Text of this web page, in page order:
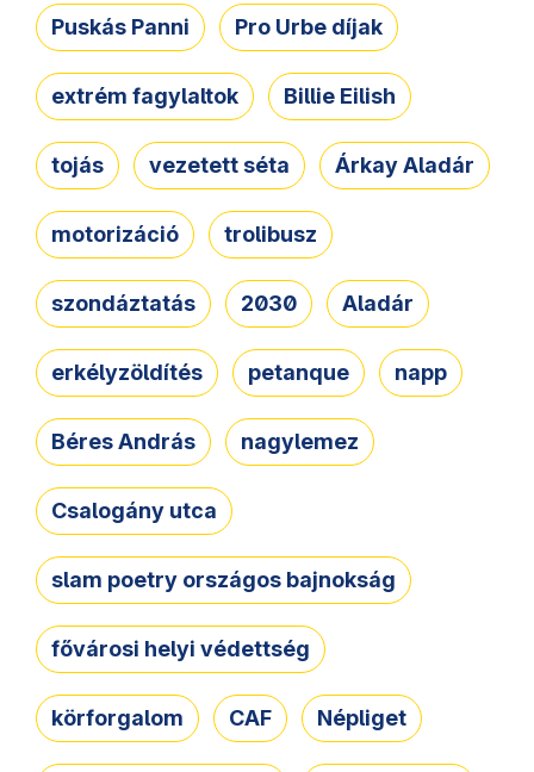
Puskás Panni Pro Urbe díjak
extrém fagylaltok Billie Eilish
tojás vezetett séta Árkay Aladár
motorizáció trolibusz
szondáztatás 2030 Aladár
erkélyzöldítés petanque napp
Béres András nagylemez
Csalogány utca
slam poetry országos bajnokság
fővárosi helyi védettség
körforgalom CAF Népliget